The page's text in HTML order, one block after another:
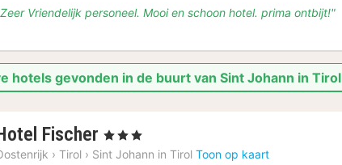
Vriendelijk personeel. Mooi en schoon hotel. prima ontbijt!"
hotels gevonden in de buurt van Sint Johann in Tirol
Fischer 1
nacht
, 3 Sterren
› Tirol › Sint Johann in Tirol Toon op kaart